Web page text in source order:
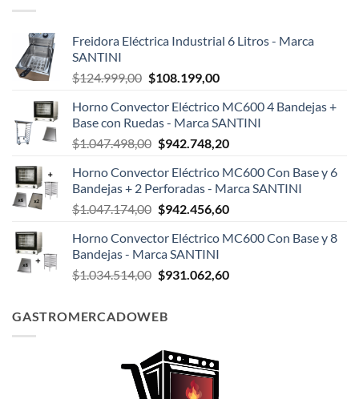
Freidora Eléctrica Industrial 6 Litros - Marca
SANTINI
$124.999,00 El
original
era:
$124.999,00.
$108.199,00El
actual
es:
$108.199,00.
Horno Convector Eléctrico MC600 4 Bandejas +
Base con Ruedas - Marca SANTINI
$1.047.498,00 El
original
era:
$1.047.498,00.
$942.748,20El
actual
es:
$942.748,20.
Horno Convector Eléctrico MC600 Con Base y 6
Bandejas + 2 Perforadas - Marca SANTINI
$1.047.174,00 El
original
era:
$1.047.174,00.
$942.456,60El
actual
$942.456,60.
Horno Convector Eléctrico MC600 Con Base y 8
Bandejas - Marca SANTINI
$1.034.514,00 El
era:
$931.062,60El
GASTROMERCADOWEB